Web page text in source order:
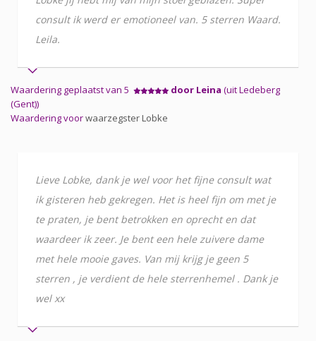
consult ik werd er emotioneel van. 5 sterren Waard.
Leila.
Waardering geplaatst van 5 door Leina (uit Ledeberg
(Gent))
Waardering voorwaarzegster Lobke
Lieve Lobke, dank je wel voor het fijne consult wat
ik gisteren heb gekregen. Het is heel fijn om met je
te praten, je bent betrokken en oprecht en dat
waardeer ik zeer. Je bent een hele zuivere dame
met hele mooie gaves. Van mij krijg je geen 5
sterren , je verdient de hele sterrenhemel . Dank je
wel xx